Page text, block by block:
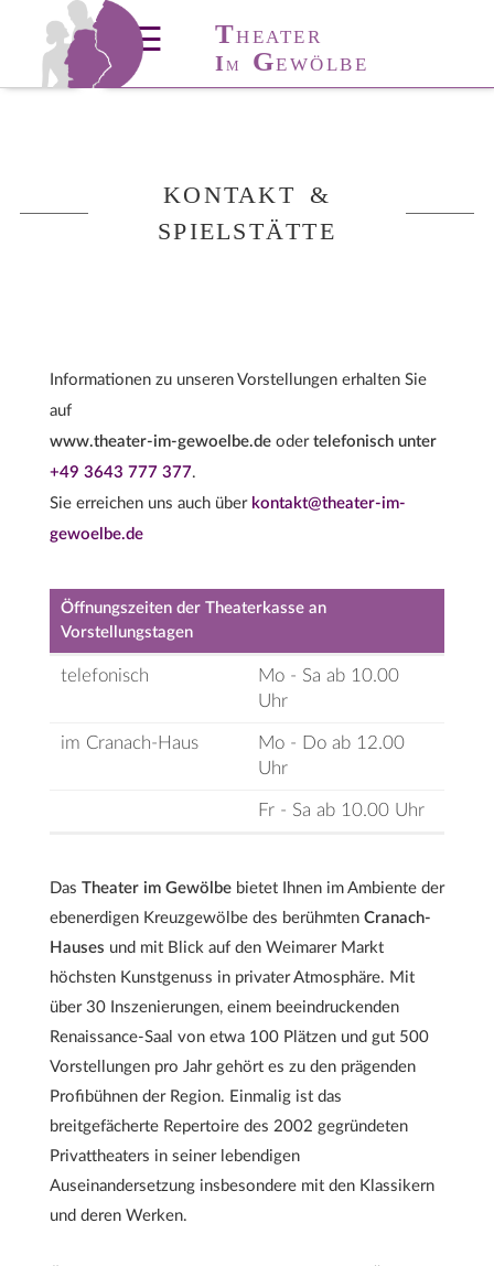
THÜRINGER
T ANZ- A KADEMIE
☰ THEATER
IM GEWÖLBE
KONTAKT &
SPIELSTÄTTE
Informationen zu unseren Vorstellungen erhalten Sie
auf
www.theater-im-gewoelbe.deoder telefonisch unter
+49 3643 777 377.
Sie erreichen uns auch über kontakt@theater-im-
gewoelbe.de
Öffnungszeiten der Theaterkasse an
Vorstellungstagen
telefonisch
Mo - Sa ab 10.00
Uhr
im Cranach-Haus
Mo - Do ab 12.00
Uhr
Fr - Sa ab 10.00 Uhr
Das Theater im Gewölbebietet Ihnen im Ambiente der
ebenerdigen Kreuzgewölbe des berühmten Cranach-
Hauses und mit Blick auf den Weimarer Markt
höchsten Kunstgenuss in privater Atmosphäre. Mit
über 30 Inszenierungen, einem beeindruckenden
Renaissance-Saal von etwa 100 Plätzen und gut 500
Vorstellungen pro Jahr gehört es zu den prägenden
Profibühnen der Region. Einmalig ist das
breitgefächerte Repertoire des 2002 gegründeten
Privattheaters in seiner lebendigen
Auseinandersetzung insbesondere mit den Klassikern
und deren Werken.